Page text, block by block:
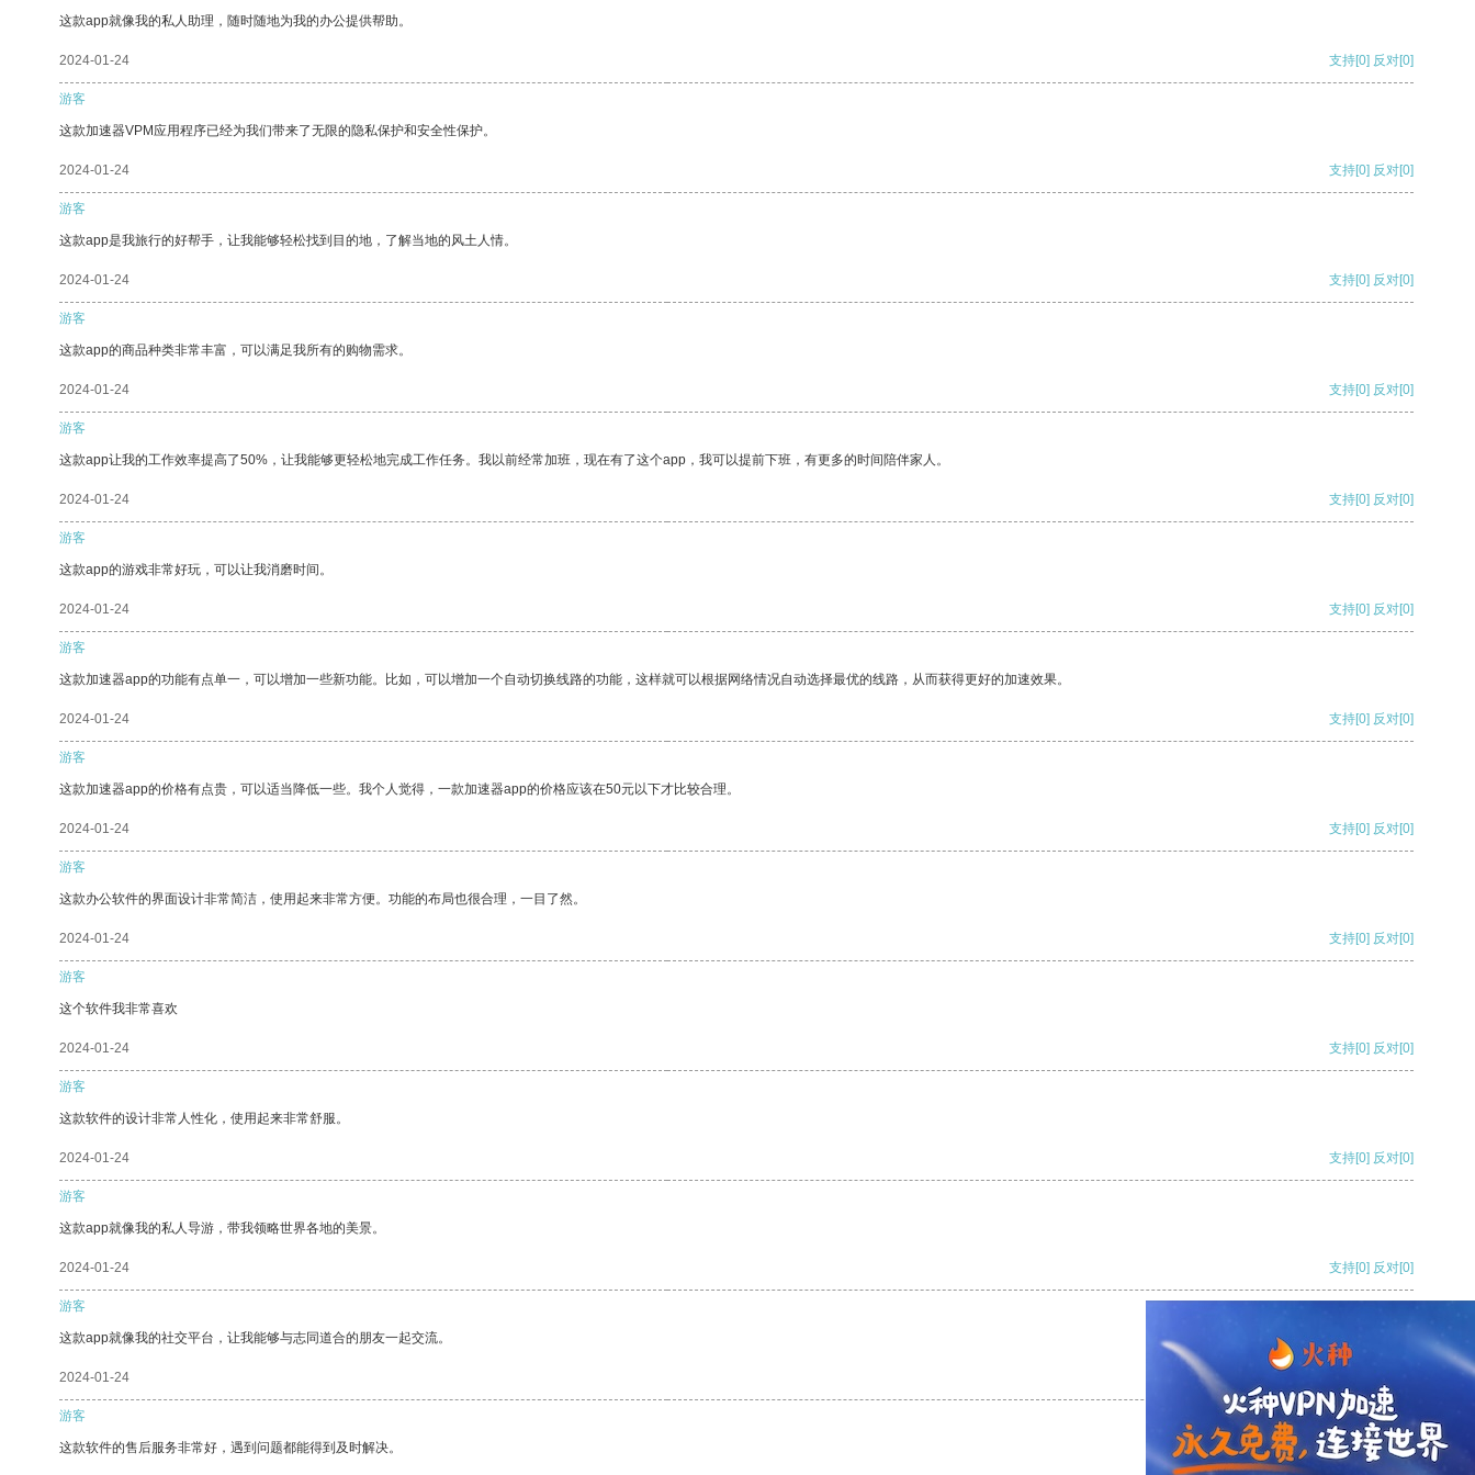
这款app就像我的私人助理，随时随地为我的办公提供帮助。
2024-01-24 支持[0] 反对[0]
游客
这款加速器VPM应用程序已经为我们带来了无限的隐私保护和安全性保护。
2024-01-24 支持[0] 反对[0]
游客
这款app是我旅行的好帮手，让我能够轻松找到目的地，了解当地的风土人情。
2024-01-24 支持[0] 反对[0]
游客
这款app的商品种类非常丰富，可以满足我所有的购物需求。
2024-01-24 支持[0] 反对[0]
游客
这款app让我的工作效率提高了50%，让我能够更轻松地完成工作任务。我以前经常加班，现在有了这个app，我可以提前下班，有更多的时间陪伴家人。
2024-01-24 支持[0] 反对[0]
游客
这款app的游戏非常好玩，可以让我消磨时间。
2024-01-24 支持[0] 反对[0]
游客
这款加速器app的功能有点单一，可以增加一些新功能。比如，可以增加一个自动切换线路的功能，这样就可以根据网络情况自动选择最优的线路，从而获得更好的加速效果。
2024-01-24 支持[0] 反对[0]
游客
这款加速器app的价格有点贵，可以适当降低一些。我个人觉得，一款加速器app的价格应该在50元以下才比较合理。
2024-01-24 支持[0] 反对[0]
游客
这款办公软件的界面设计非常简洁，使用起来非常方便。功能的布局也很合理，一目了然。
2024-01-24 支持[0] 反对[0]
游客
这个软件我非常喜欢
2024-01-24 支持[0] 反对[0]
游客
这款软件的设计非常人性化，使用起来非常舒服。
2024-01-24 支持[0] 反对[0]
游客
这款app就像我的私人导游，带我领略世界各地的美景。
2024-01-24 支持[0] 反对[0]
游客
这款app就像我的社交平台，让我能够与志同道合的朋友一起交流。
2024-01-24
游客
这款软件的售后服务非常好，遇到问题都能得到及时解决。